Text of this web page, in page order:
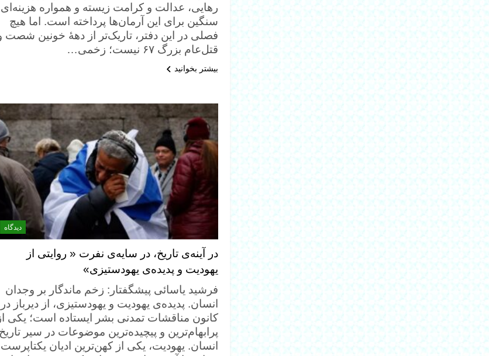
رهایی، عدالت و کرامت زیسته و همواره هزینه‌ای
سنگین برای این آرمان‌ها پرداخته است. اما هیچ
فصلی در این دفتر، تاریک‌تر از دههٔ خونین شصت
قتل‌عام بزرگ ۶۷ نیست؛ زخمی…
بیشتر بخوانید
دیدگاه
در آینه‌ی تاریخ، در سایه‌ی نفرت « روایتی از
یهودیت و پدیده‌ی یهودستیزی»
فرشید یاسائی پیشگفتار: زخم ماندگار بر وجدان
انسان. پدیده‌ی یهودیت و یهودستیزی، از دیرباز در
کانون مناقشات تمدنی بشر ایستاده است؛ یکی از
پرابهام‌ترین و پیچیده‌ترین موضوعات در سیر تاریخ
انسان. یهودیت، یکی از کهن‌ترین ادیان یکتاپرست